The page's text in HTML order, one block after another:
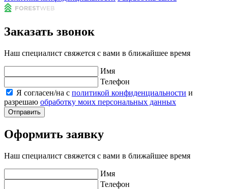
Заказать звонок
Наш специалист свяжется с вами в ближайшее время
Имя
Телефон
Я согласен/на с политикой конфиденциальности и
разрешаю обработку моих персональных данных
Отправить
Оформить заявку
Наш специалист свяжется с вами в ближайшее время
Имя
Телефон